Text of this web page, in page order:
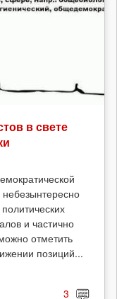
в свете
небезынтересно
и частично
отметить
позиций...
3